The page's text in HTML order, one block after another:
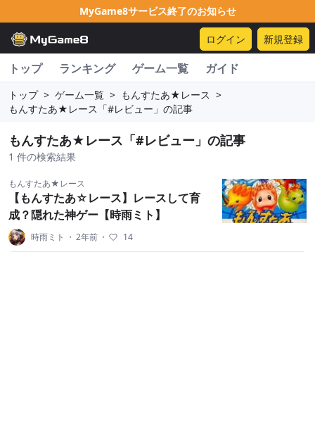
MyGame8サービス終了のお知らせ
ログイン 新規登録
トップ ランキング ゲーム一覧 ガイド
トップ > ゲーム一覧 > もんすたあ★レース >
もんすたあ★レース「#レビュー」の記事
もんすたあ★レース「#レビュー」の記事
1 件の検索結果
もんすたあ★レース
【もんすたあ☆レース】レースして育
成？隠れた神ゲー【時雨ミト】
時雨ミト ・ 2年前 ・ 14